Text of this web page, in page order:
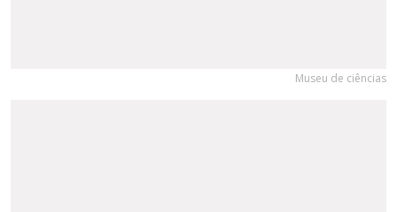
Museu de ciências